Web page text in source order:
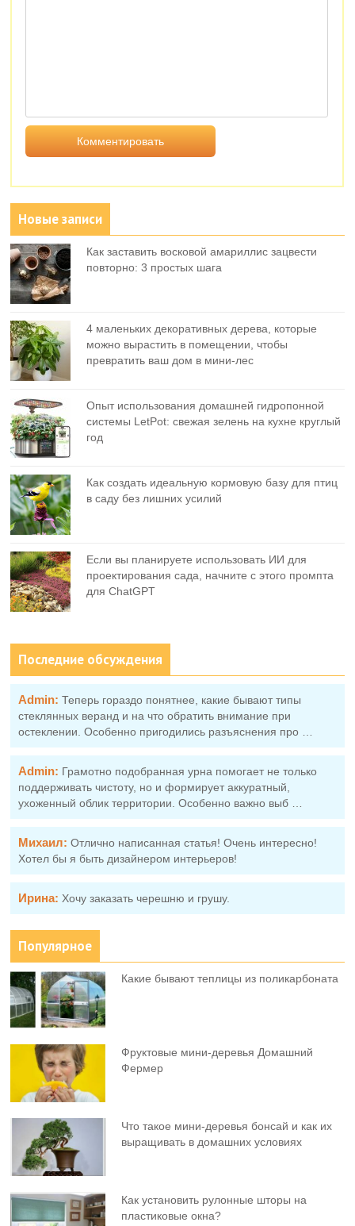
Новые записи
Как заставить восковой амариллис зацвести
повторно: 3 простых шага
4 маленьких декоративных дерева, которые
можно вырастить в помещении, чтобы
превратить ваш дом в мини-лес
Опыт использования домашней гидропонной
системы LetPot: свежая зелень на кухне круглый
год
Как создать идеальную кормовую базу для птиц
в саду без лишних усилий
Если вы планируете использовать ИИ для
проектирования сада, начните с этого промпта
для ChatGPT
Последние обсуждения
Admin: Теперь гораздо понятнее, какие бывают типы
стеклянных веранд и на что обратить внимание при
остеклении. Особенно пригодились разъяснения про …
Admin: Грамотно подобранная урна помогает не только
поддерживать чистоту, но и формирует аккуратный,
ухоженный облик территории. Особенно важно выб …
Михаил: Отлично написанная статья! Очень интересно!
Хотел бы я быть дизайнером интерьеров!
Ирина: Хочу заказать черешню и грушу.
Популярное
Какие бывают теплицы из поликарбоната
Фруктовыe мини-деревья Домашний
Фермер
Что такое мини-деревья бонсай и как их
выращивать в домашних условиях
Как установить рулонные шторы на
пластиковые окна?